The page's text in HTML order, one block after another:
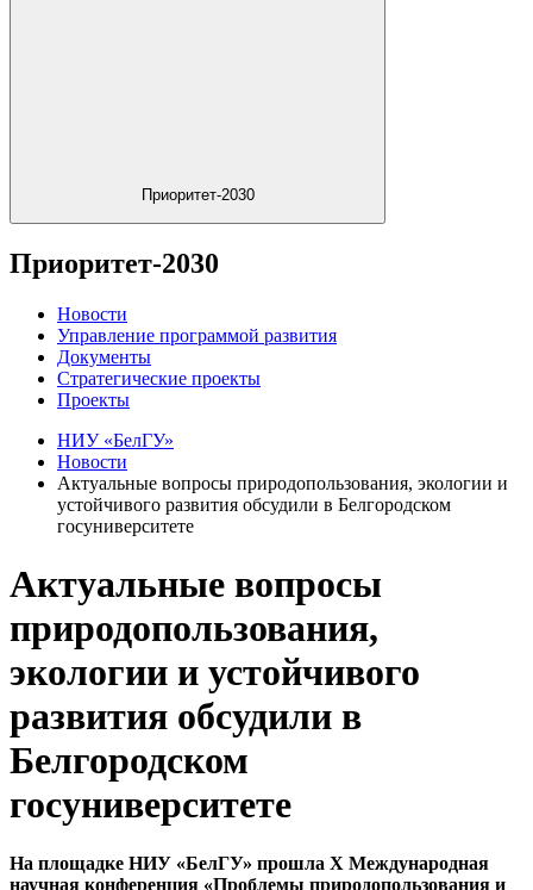
Приоритет-2030
Приоритет-2030
Новости
Управление программой развития
Документы
Стратегические проекты
Проекты
НИУ «БелГУ»
Новости
Актуальные вопросы природопользования, экологии и
устойчивого развития обсудили в Белгородском
госуниверситете
Актуальные вопросы
природопользования,
экологии и устойчивого
развития обсудили в
Белгородском
госуниверситете
На площадке НИУ «БелГУ» прошла X Международная
научная конференция «Проблемы природопользования и